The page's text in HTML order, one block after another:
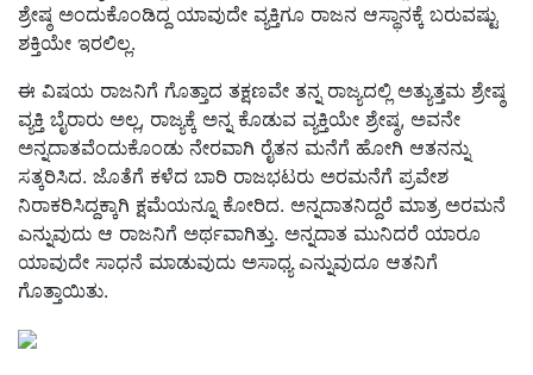
ಶ್ರೇಷ್ಠ ಅಂದುಕೊಂಡಿದ್ದ ಯಾವುದೇ ವ್ಯಕ್ತಿಗೂ ರಾಜನ ಆಸ್ಥಾನಕ್ಕೆ ಬರುವಷ್ಟು
ಶಕ್ತಿಯೇ ಇರಲಿಲ್ಲ.
ಈ ವಿಷಯ ರಾಜನಿಗೆ ಗೊತ್ತಾದ ತಕ್ಷಣವೇ ತನ್ನ ರಾಜ್ಯದಲ್ಲಿ ಅತ್ಯುತ್ತಮ ಶ್ರೇಷ್ಠ
ವ್ಯಕ್ತಿ ಬೈರಾರು ಅಲ್ಲ, ರಾಜ್ಯಕ್ಕೆ ಅನ್ನ ಕೊಡುವ ವ್ಯಕ್ತಿಯೇ ಶ್ರೇಷ್ಠ, ಅವನೇ
ಅನ್ನದಾತವೆಂದುಕೊಂಡು ನೇರವಾಗಿ ರೈತನ ಮನೆಗೆ ಹೋಗಿ ಆತನನ್ನು
ಸತ್ಕರಿಸಿದ. ಜೊತೆಗೆ ಕಳೆದ ಬಾರಿ ರಾಜಭಟರು ಅರಮನೆಗೆ ಪ್ರವೇಶ
ನಿರಾಕರಿಸಿದ್ದಕ್ಕಾಗಿ ಕ್ಷಮೆಯನ್ನೂ ಕೋರಿದ. ಅನ್ನದಾತನಿದ್ದರೆ ಮಾತ್ರ ಅರಮನೆ
ಎನ್ನುವುದು ಆ ರಾಜನಿಗೆ ಅರ್ಥವಾಗಿತ್ತು. ಅನ್ನದಾತ ಮುನಿದರೆ ಯಾರೂ
ಯಾವುದೇ ಸಾಧನೆ ಮಾಡುವುದು ಅಸಾಧ್ಯ ಎನ್ನುವುದೂ ಆತನಿಗೆ
ಗೊತ್ತಾಯಿತು.